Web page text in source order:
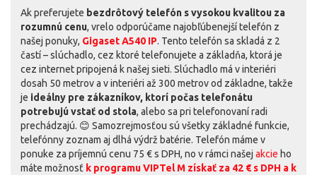
Ak preferujete bezdrôtový telefón s vysokou kvalitou za
rozumnú cenu, vrelo odporúčame najobľúbenejší telefón z
našej ponuky, Gigaset A540 IP. Tento telefón sa skladá z 2
častí – slúchadlo, cez ktoré telefonujete a základňa, ktorá je
cez internet pripojená k našej sieti. Slúchadlo má v interiéri
dosah 50 metrov a v interiéri až 300 metrov od základne, takže
je ideálny pre zákazníkov, ktorí počas telefonátu
potrebujú vstať od stola, alebo sa pri telefonovaní radi
prechádzajú. 😊 Samozrejmosťou sú všetky základné funkcie,
telefónny zoznam aj dlhá výdrž batérie. Telefón máme v
ponuke za príjemnú cenu 75 € s DPH, no v rámci našej akcie ho
máte možnosť k programu VIPTel M získať za 42 € s DPH a k